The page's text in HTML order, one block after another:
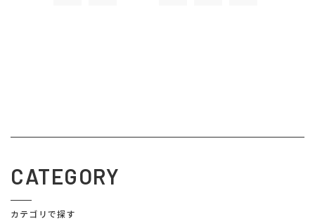
CATEGORY
カテゴリで探す